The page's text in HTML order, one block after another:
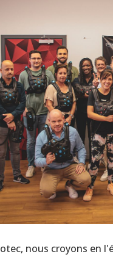
nous croyons en